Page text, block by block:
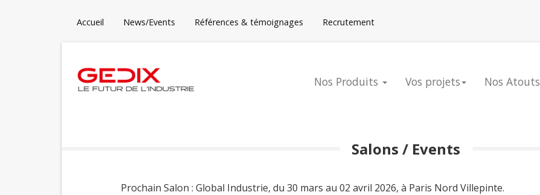
Accueil News/Events Références & témoignages Recrutement
Nos Produits Vos projets Nos Atouts
Salons / Events
Prochain Salon : Global Industrie, du 30 mars au 02 avril 2026, à Paris Nord Villepinte.